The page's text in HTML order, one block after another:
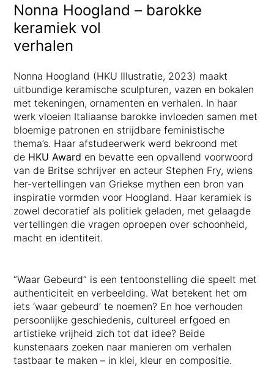
Nonna Hoogland – barokke
keramiek vol
Nonna Hoogland (HKU Illustratie, 2023) maakt
uitbundige keramische sculpturen, vazen en bokalen
met tekeningen, ornamenten en verhalen. In haar
werk vloeien Italiaanse barokke invloeden samen met
bloemige patronen en strijdbare feministische
thema’s. Haar afstudeerwerk werd bekroond met
de HKU Award en bevatte een opvallend voorwoord
van de Britse schrijver en acteur Stephen Fry, wiens
her-vertellingen van Griekse mythen een bron van
inspiratie vormden voor Hoogland. Haar keramiek is
zowel decoratief als politiek geladen, met gelaagde
vertellingen die vragen oproepen over schoonheid,
macht en identiteit.
“Waar Gebeurd” is een tentoonstelling die speelt met
authenticiteit en verbeelding. Wat betekent het om
iets ‘waar gebeurd’ te noemen? En hoe verhouden
persoonlijke geschiedenis, cultureel erfgoed en
artistieke vrijheid zich tot dat idee? Beide
kunstenaars zoeken naar manieren om verhalen
tastbaar te maken – in klei, kleur en compositie.